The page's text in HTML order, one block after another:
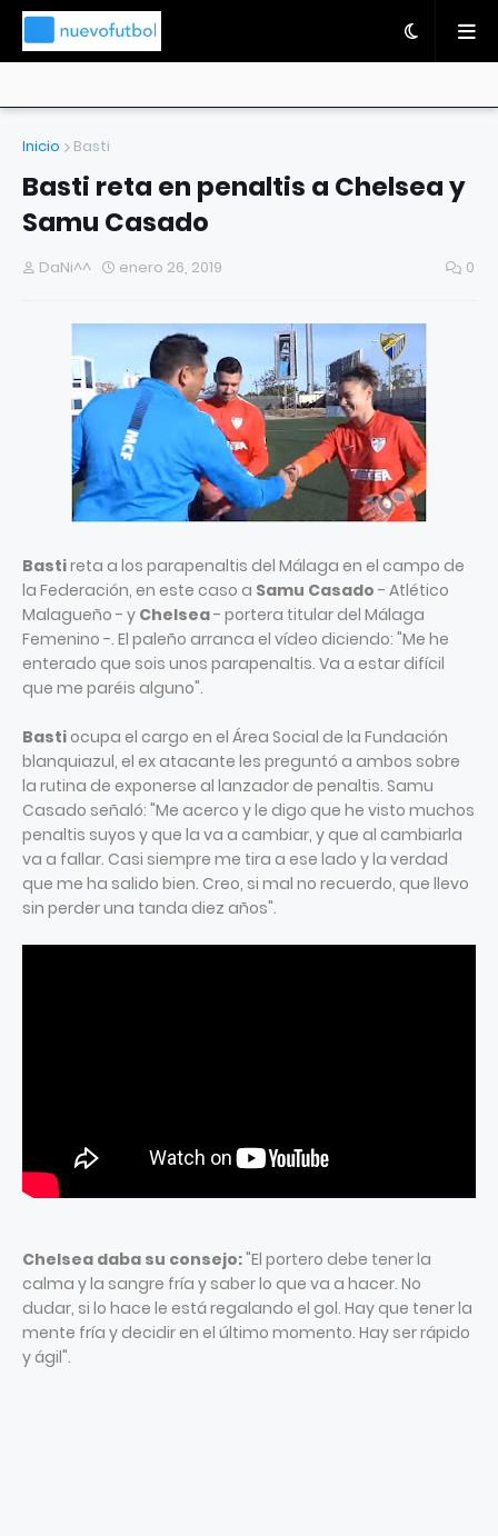
Inicio Basti
Basti reta en penaltis a Chelsea y
Samu Casado
DaNi^^ enero 26, 2019 0
Bastireta a los parapenaltis del Málaga en el campo de
la Federación, en este caso a Samu Casado - Atlético
Malagueño - y Chelsea- portera titular del Málaga
Femenino -. El paleño arranca el vídeo diciendo: "Me he
enterado que sois unos parapenaltis. Va a estar difícil
que me paréis alguno".
Basti ocupa el cargo en el Área Social de la Fundación
blanquiazul, el ex atacante les preguntó a ambos sobre
la rutina de exponerse al lanzador de penaltis. Samu
Casado señaló: "Me acerco y le digo que he visto muchos
penaltis suyos y que la va a cambiar, y que al cambiarla
va a fallar. Casi siempre me tira a ese lado y la verdad
que me ha salido bien. Creo, si mal no recuerdo, que llevo
sin perder una tanda diez años".
Chelsea daba su consejo:"El portero debe tener la
calma y la sangre fría y saber lo que va a hacer. No
dudar, si lo hace le está regalando el gol. Hay que tener la
mente fría y decidir en el último momento. Hay ser rápido
y ágil".